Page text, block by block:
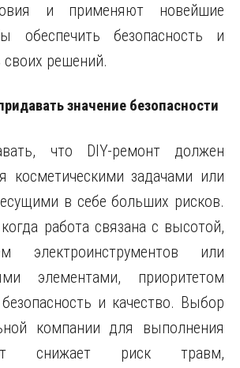
и применяют новейшие
обеспечить безопасность и
своих решений.
значение безопасности
что DIY-ремонт должен
косметическими задачами или
в себе больших рисков.
работа связана с высотой,
электроинструментов или
элементами, приоритетом
и качество. Выбор
компании для выполнения
снижает риск травм,